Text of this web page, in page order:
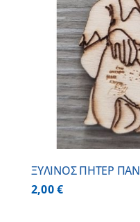
ΞΥΛΙΝΟΣ ΠΗΤΕΡ ΠΑΝ
2,00€